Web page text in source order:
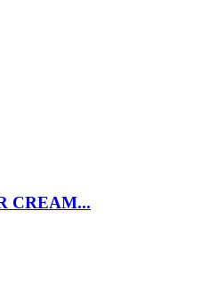
CREAM...